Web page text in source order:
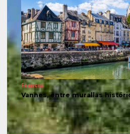
Francia
Vannes, entre murallas